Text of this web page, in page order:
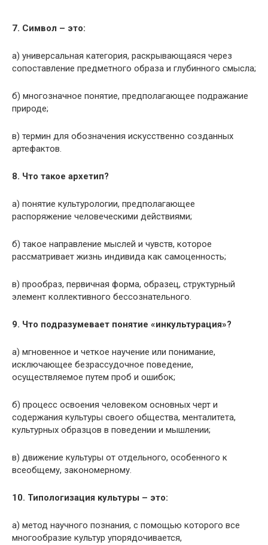
7. Символ – это:
а) универсальная категория, раскрывающаяся через
сопоставле­ние предметного образа и глубинного смысла;
б) многозначное понятие, предполагающее подражание
природе;
в) термин для обозначения искусственно созданных
артефактов.
8. Что такое архетип?
а) понятие культурологии, предполагающее
распоряжение человеческими действиями;
б) такое направление мыслей и чувств, которое
рассматривает жизнь индивида как самоценность;
в) прообраз, первичная форма, образец, структурный
элемент коллективного бессознательного.
9. Что подразумевает понятие «инкультурация»?
а) мгновенное и четкое научение или понимание,
исключающее безрассудочное поведение,
осуществляемое путем проб и ошибок;
б) процесс освоения человеком основных черт и
содержания культуры своего общества, менталитета,
культурных образцов в поведении и мышлении;
в) движение культуры от отдельного, особенного к
всеобщему, закономерному.
10. Типологизация культуры – это:
а) метод научного познания, с помощью которого все
многообразие культур упорядочивается,